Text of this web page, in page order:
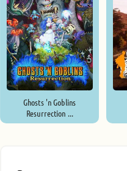
Ghosts 'n Goblins
Resurrection ...